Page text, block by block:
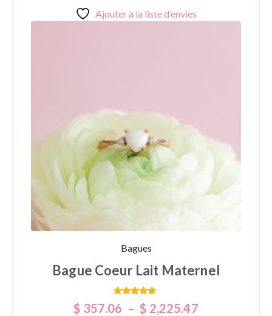
Ajouter à la liste d’envies
Bagues
Bague Coeur Lait Maternel
Note
5.00
$ 357.06 – $ 2,225.47